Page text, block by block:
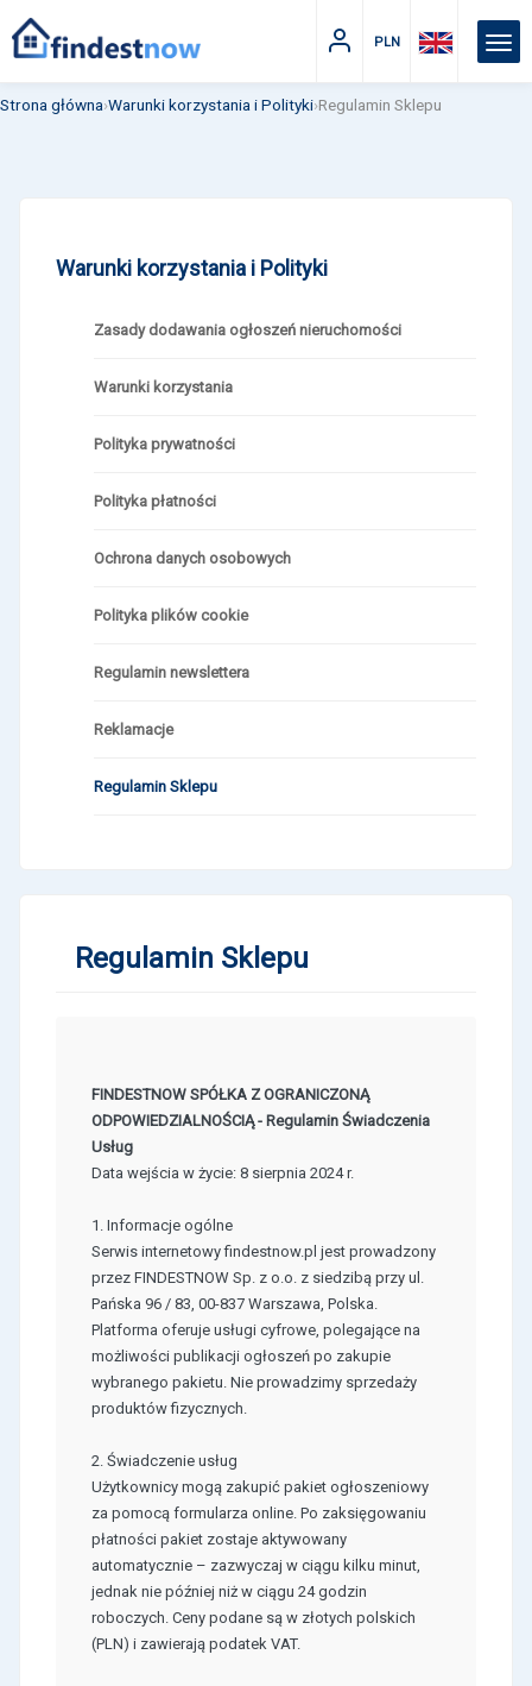
PLN
Strona główna›Warunki korzystania i Polityki›Regulamin Sklepu
Warunki korzystania i Polityki
Zasady dodawania ogłoszeń nieruchomości
Warunki korzystania
Polityka prywatności
Polityka płatności
Ochrona danych osobowych
Polityka plików cookie
Regulamin newslettera
Reklamacje
Regulamin Sklepu
Regulamin Sklepu
FINDESTNOW SPÓŁKA Z OGRANICZONĄ
ODPOWIEDZIALNOŚCIĄ - Regulamin Świadczenia
Usług
Data wejścia w życie: 8 sierpnia 2024 r.
1. Informacje ogólne
Serwis internetowy findestnow.pl jest prowadzony
przez FINDESTNOW Sp. z o.o. z siedzibą przy ul.
Pańska 96 / 83, 00-837 Warszawa, Polska.
Platforma oferuje usługi cyfrowe, polegające na
możliwości publikacji ogłoszeń po zakupie
wybranego pakietu. Nie prowadzimy sprzedaży
produktów fizycznych.
2. Świadczenie usług
Użytkownicy mogą zakupić pakiet ogłoszeniowy
za pomocą formularza online. Po zaksięgowaniu
płatności pakiet zostaje aktywowany
automatycznie – zazwyczaj w ciągu kilku minut,
jednak nie później niż w ciągu 24 godzin
roboczych. Ceny podane są w złotych polskich
(PLN) i zawierają podatek VAT.